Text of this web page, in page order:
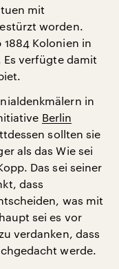
mit
worden.
Kolonien in
Es verfügte damit
in
Berlin
sollten sie
als das Wie sei
Das sei seiner
dass
was mit
sei es vor
verdanken, dass
werde.